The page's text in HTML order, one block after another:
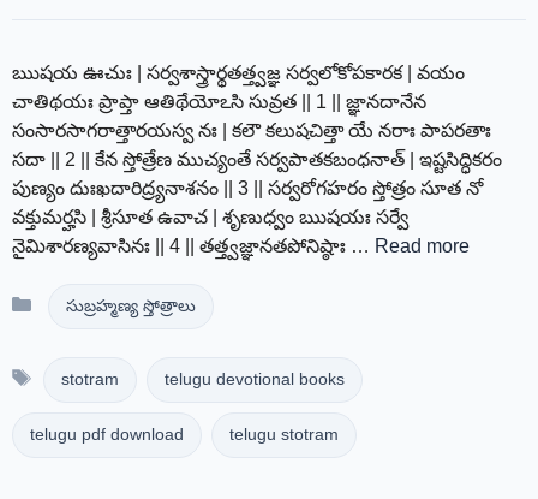
ఋషయ ఊచుః | సర్వశాస్త్రార్థతత్త్వజ్ఞ సర్వలోకోపకారక | వయం
చాతిథయః ప్రాప్తా ఆతిథేయోఽసి సువ్రత || 1 || జ్ఞానదానేన
సంసారసాగరాత్తారయస్వ నః | కలౌ కలుషచిత్తా యే నరాః పాపరతాః
సదా || 2 || కేన స్తోత్రేణ ముచ్యంతే సర్వపాతకబంధనాత్ | ఇష్టసిద్ధికరం
పుణ్యం దుఃఖదారిద్ర్యనాశనం || 3 || సర్వరోగహరం స్తోత్రం సూత నో
వక్తుమర్హసి | శ్రీసూత ఉవాచ | శృణుధ్వం ఋషయః సర్వే
నైమిశారణ్యవాసినః || 4 || తత్త్వజ్ఞానతపోనిష్ఠాః … Read more
Categories
సుబ్రహ్మణ్య స్తోత్రాలు
Tagsstotram telugu devotional books
telugu pdf download telugu stotram